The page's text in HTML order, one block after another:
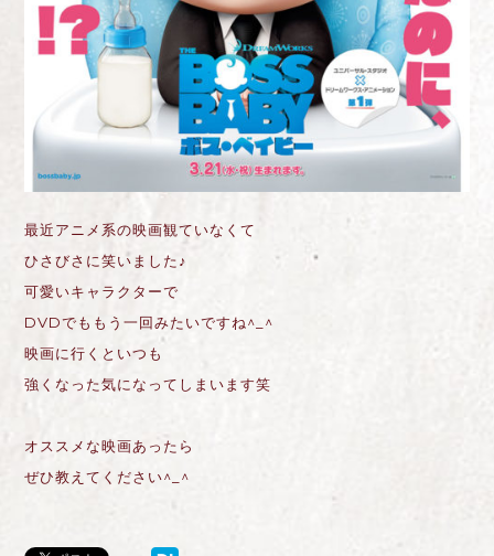
最近アニメ系の映画観ていなくて
ひさびさに笑いました♪
可愛いキャラクターで
DVDでももう一回みたいですね^_^
映画に行くといつも
強くなった気になってしまいます笑
オススメな映画あったら
ぜひ教えてください^_^